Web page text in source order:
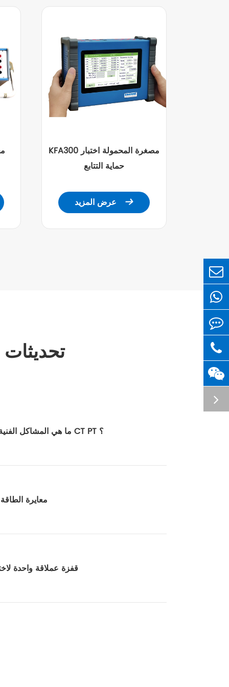
KFA300 مصغرة المحمولة اختبار
حماية التتابع

ما هي المشاكل الفنية الشائعة لاختبار CT PT ؟
معايرة
قفزة عملاقة واحدة